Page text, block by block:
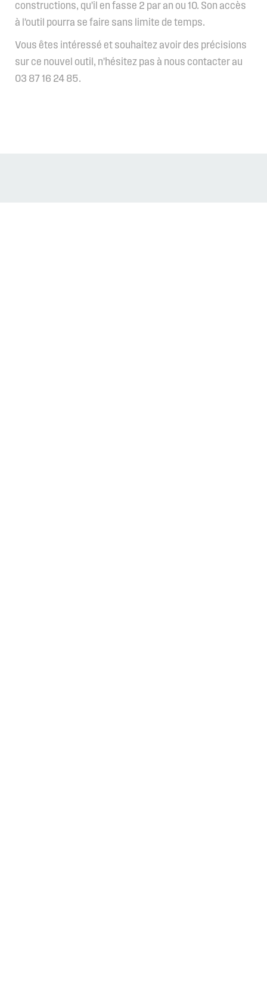
constructions, qu’il en fasse 2 par an ou 10. Son accès
à l’outil pourra se faire sans limite de temps.
Vous êtes intéressé et souhaitez avoir des précisions
sur ce nouvel outil, n’hésitez pas à nous contacter au
03 87 16 24 85.